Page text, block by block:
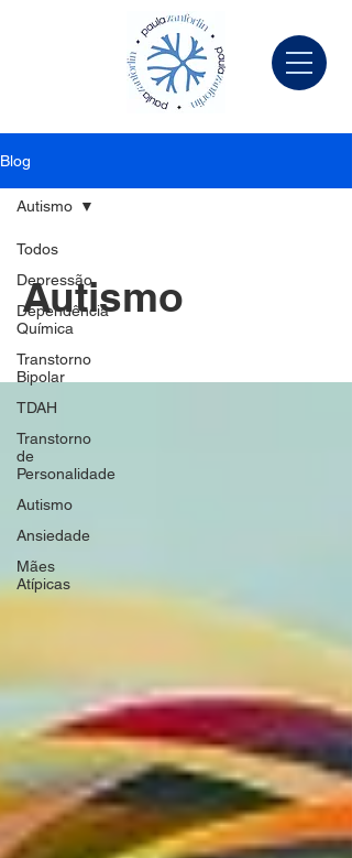
Blog
Todos
Depressão
Dependência
Química
Transtorno
Bipolar
TDAH
Transtorno
de
Personalidade
Autismo
Ansiedade
Mães
Atípicas
Autismo
Autismo